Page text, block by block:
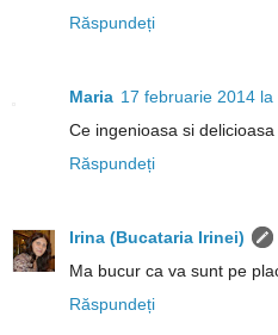
Răspundeți
Maria 17 februarie 2014 la
Ce ingenioasa si delicioasa
Răspundeți
Irina (Bucataria Irinei)
Ma bucur ca va sunt pe
Răspundeți